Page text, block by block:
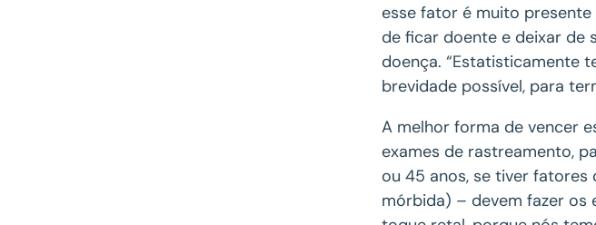
esse fator é muito
de ficar doente e deixar de
doença. “Estatisticamente
brevidade possível, para
A melhor forma de vencer
exames de rastreamento,
ou 45 anos, se tiver
mórbida) – devem fazer os